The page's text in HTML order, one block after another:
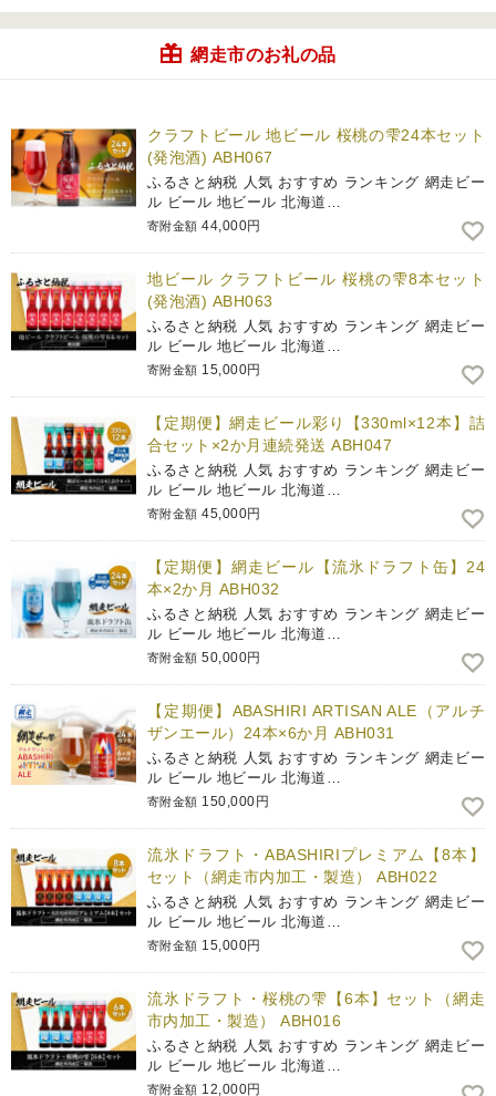
網走市のお礼の品
クラフトビール 地ビール 桜桃の雫24本セット
(発泡酒) ABH067
ふるさと納税 人気 おすすめ ランキング 網走ビー
ル ビール 地ビール 北海道…
寄附金額 44,000円
地ビール クラフトビール 桜桃の雫8本セット
(発泡酒) ABH063
ふるさと納税 人気 おすすめ ランキング 網走ビー
ル ビール 地ビール 北海道…
寄附金額 15,000円
【定期便】網走ビール彩り【330ml×12本】詰
合セット×2か月連続発送 ABH047
ふるさと納税 人気 おすすめ ランキング 網走ビー
ル ビール 地ビール 北海道…
寄附金額 45,000円
【定期便】網走ビール【流氷ドラフト缶】24
本×2か月 ABH032
ふるさと納税 人気 おすすめ ランキング 網走ビー
ル ビール 地ビール 北海道…
寄附金額 50,000円
【定期便】ABASHIRI ARTISAN ALE（アルチ
ザンエール）24本×6か月 ABH031
ふるさと納税 人気 おすすめ ランキング 網走ビー
ル ビール 地ビール 北海道…
寄附金額 150,000円
流氷ドラフト・ABASHIRIプレミアム【8本】
セット（網走市内加工・製造） ABH022
ふるさと納税 人気 おすすめ ランキング 網走ビー
ル ビール 地ビール 北海道…
寄附金額 15,000円
流氷ドラフト・桜桃の雫【6本】セット（網走
市内加工・製造） ABH016
ふるさと納税 人気 おすすめ ランキング 網走ビー
ル ビール 地ビール 北海道…
寄附金額 12,000円